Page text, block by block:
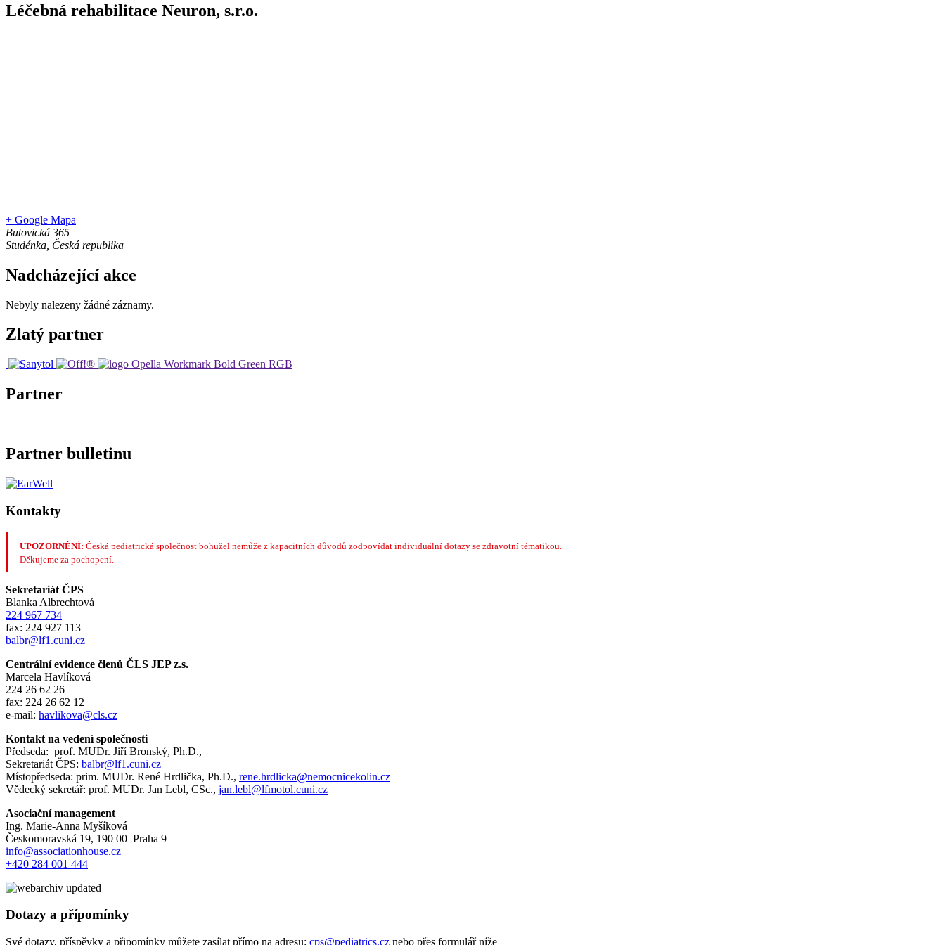
Léčebná rehabilitace Neuron, s.r.o.
+ Google Mapa
Butovická 365
Studénka Česká republika
Nadcházející akce
Nebyly nalezeny žádné záznamy.
Zlatý partner
Partner
Partner bulletinu
Kontakty
UPOZORNĚNÍ: Česká pediatrická společnost bohužel nemůže z kapacitních důvodů zodpovídat individuální dotazy se zdravotní tématikou.
Děkujeme za pochopení.
Sekretariát ČPS
Blanka Albrechtová
224 967 734
fax: 224 927 113
balbr@lf1.cuni.cz
Centrální evidence členů ČLS JEP z.s.
Marcela Havlíková
224 26 62 26
fax: 224 26 62 12
e-mail: havlikova@cls.cz
Kontakt na vedení společnosti
Předseda: prof. MUDr. Jiří Bronský, Ph.D.,
Sekretariát ČPS: balbr@lf1.cuni.cz
Místopředseda: prim. MUDr. René Hrdlička, Ph.D., rene.hrdlicka@nemocnicekolin.cz
Vědecký sekretář: prof. MUDr. Jan Lebl, CSc., jan.lebl@lfmotol.cuni.cz
Asociační management
Ing. Marie-Anna Myšíková
Českomoravská 19, 190 00 Praha 9
info@associationhouse.cz
+420 284 001 444
Dotazy a přípomínky
Své dotazy, příspěvky a připomínky můžete zasílat přímo na adresu: cps@pediatrics.cz nebo přes formulář níže